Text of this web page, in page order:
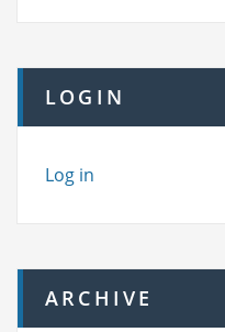
LOGIN
Log in
ARCHIVE